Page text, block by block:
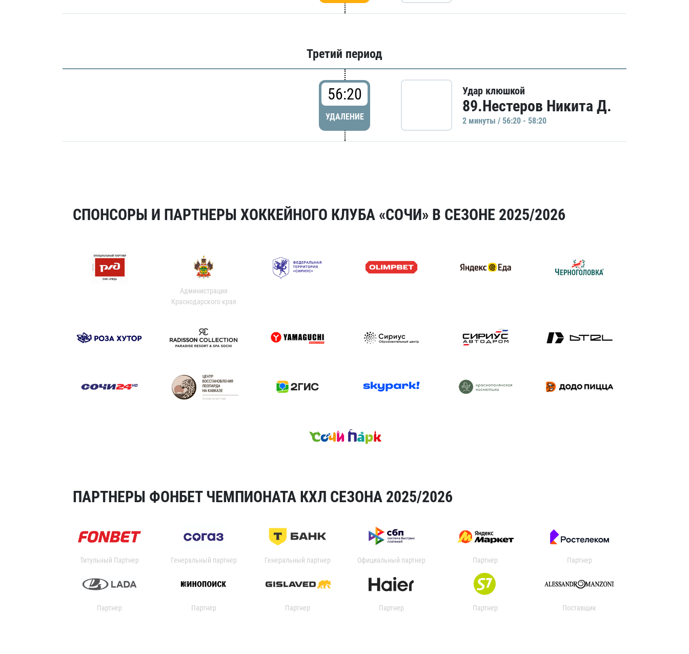
Третий период
56:20
УДАЛЕНИЕ
Удар клюшкой
89.Нестеров Никита Д.
2 минуты / 56:20 - 58:20
СПОНСОРЫ И ПАРТНЕРЫ ХОККЕЙНОГО КЛУБА «СОЧИ» В СЕЗОНЕ 2025/2026
Администрация
Краснодарского края
ПАРТНЕРЫ ФОНБЕТ ЧЕМПИОНАТА КХЛ СЕЗОНА 2025/2026
Титульный Партнер Генеральный партнер Генеральный партнер Официальный партнер Партнер Партнер
Партнер Партнер Партнер Партнер Партнер Поставщик